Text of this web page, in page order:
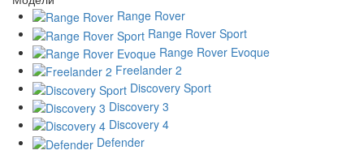
Range Rover
Range Rover Sport
Range Rover Evoque
Freelander 2
Discovery Sport
Discovery 3
Discovery 4
Defender